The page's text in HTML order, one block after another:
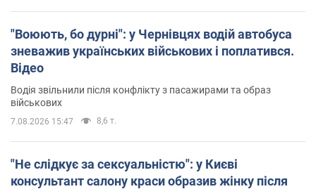
"Воюють, бо дурні": у Чернівцях водій автобуса
зневажив українських військових і поплатився.
Відео
Водія звільнили після конфлікту з пасажирами та образ
військових
7.08.2026 15:47 8,6 т.
"Не слідкує за сексуальністю": у Києві
консультант салону краси образив жінку після